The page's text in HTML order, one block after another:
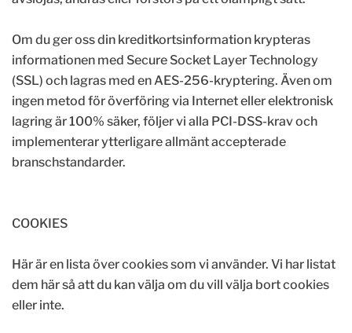
Om du ger oss din kreditkortsinformation krypteras
informationen med Secure Socket Layer Technology
(SSL) och lagras med en AES-256-kryptering. Även om
ingen metod för överföring via Internet eller elektronisk
lagring är 100% säker, följer vi alla PCI-DSS-krav och
implementerar ytterligare allmänt accepterade
branschstandarder.
COOKIES
Här är en lista över cookies som vi använder. Vi har listat
dem här så att du kan välja om du vill välja bort cookies
eller inte.